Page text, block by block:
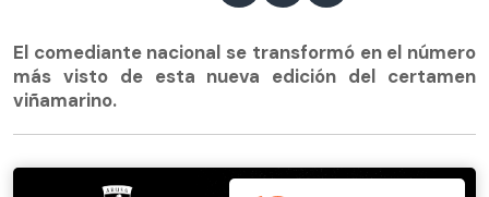
El comediante nacional se transformó en el número
más visto de esta nueva edición del certamen
viñamarino.